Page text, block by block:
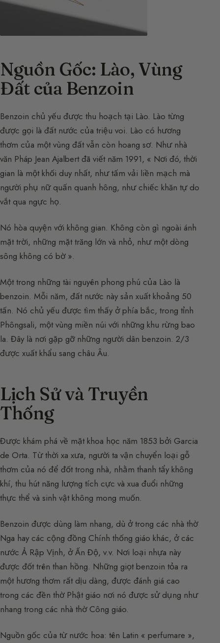
Nguồn Gốc: Lào, Vùng
Đất của Benzoin
Benzoin chủ yếu được thu hoạch tại Lào. Lào từng
được gọi là đất nước của triệu voi. Lào có hương
thơm của một vùng đất vẫn còn hoang sơ. Như nhà
văn Pháp Jean Ajalbert đã viết năm 1991, « Nơi đó, thời
gian là một khối duy nhất, như tấm vải liền mạch mà
người phụ nữ quấn quanh hông, như chiếc khăn tự do
vắt qua ngực họ.
Nó hòa quyện với không gian. Không còn gì ngoài ánh
mặt trời, những mặt trăng lớn và nhỏ, như một dòng
sông không có bờ ».
Một trong những tài nguyên phong phú của Lào là
benzoin. Mỗi năm, đất nước này sản xuất khoảng 50
tấn. Nó chủ yếu được tìm thấy ở phía bắc, trong tỉnh
Phôngsali, một vùng miền núi với những khu rừng bao
la. Đây là nơi gặp gỡ những người dân benzoin. 2/3
được xuất khẩu sang châu Âu.
Lịch Sử và Truyền
Thống
Được khám phá về mặt khoa học năm 1853 bởi Garcia
de Orta. Từ thời xa xưa, người ta vận chuyển loại gỗ
thơm của nó để đốt trong nhà, nhằm thanh tẩy không
khí, thu hút năng lượng tích cực và xua đuổi những
thực thể và sinh vật không mong muốn.
Benzoin được dùng làm nhang, dù ở trong các nhà thờ
Nga hay các cộng đồng Chính thống giáo khác, ở các
nước Ả Rập Vịnh, ở Ấn Độ, v.v. Nơi loại nhựa này
được đốt trên than hồng. Những giọt benzoin tỏa ra
một hương thơm rất dịu dàng, được đánh giá cao
trong các đền thờ Phật giáo nơi nó được sử dụng như
nhang trong các nhà thờ Công giáo.
Nguồn gốc của từ nước hoa: tên Latin « perfumare »,